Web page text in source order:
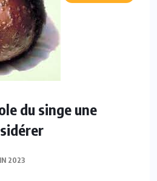
du singe une
2023